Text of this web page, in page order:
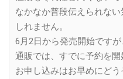
なかなか普段伝えられな
しれません。
6月2日から発売開始ですが
通販では、すでに予約を開
お申し込みはお早めにどう